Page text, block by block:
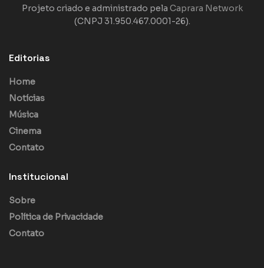
Projeto criado e administrado pela Caprara Network
(CNPJ 31.950.467.0001-26).
Editorias
Home
Notícias
Música
Cinema
Contato
Institucional
Sobre
Política de Privacidade
Contato